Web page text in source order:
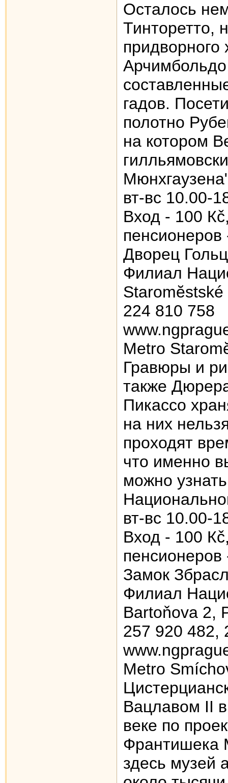
Осталось
Тинторетто,
придворного
гадов.
полотно
на котором
вт-вс 10.00-
Вход - 100
пенсионеров
Дворец
Филиал
224 810 758
Metro
Гравюры и
также
Пикассо
на них
проходят
что именно
можно
вт-вс 10.00-
Вход - 100
пенсионеров
Замок
Филиал
Bartoňova 2,
257 920 482,
Metro
Вацлавом II
веке по
Франтишека
здесь музей